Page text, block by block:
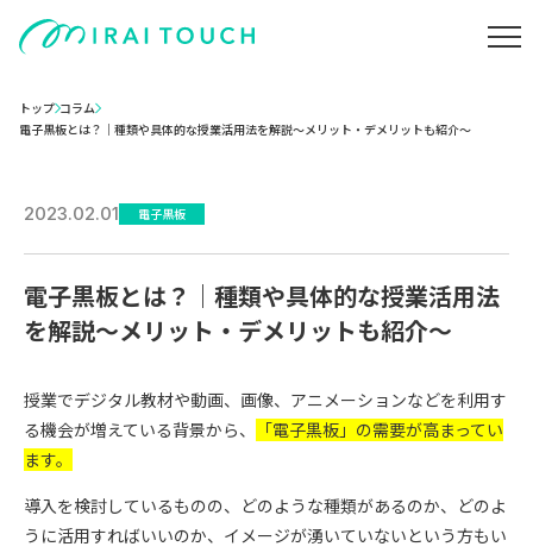
トップ コラム
電子黒板とは？｜種類や具体的な授業活用法を解説〜メリット・デメリットも紹介〜
2023.02.01 電子黒板
電子黒板とは？｜種類や具体的な授業活用法
を解説〜メリット・デメリットも紹介〜
授業でデジタル教材や動画、画像、アニメーションなどを利用す
る機会が増えている背景から、
「電子黒板」の需要が高まってい
ます。
導入を検討しているものの、どのような種類があるのか、どのよ
うに活用すればいいのか、イメージが湧いていないという方もい